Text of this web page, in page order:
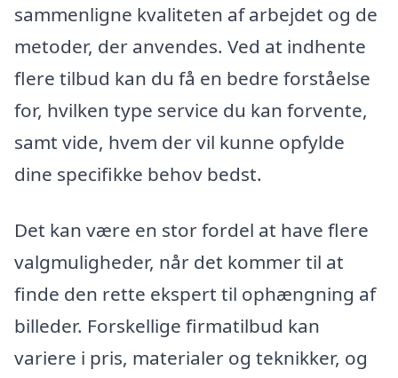
sammenligne kvaliteten af arbejdet og de
metoder, der anvendes. Ved at indhente
flere tilbud kan du få en bedre forståelse
for, hvilken type service du kan forvente,
samt vide, hvem der vil kunne opfylde
dine specifikke behov bedst.
Det kan være en stor fordel at have flere
valgmuligheder, når det kommer til at
finde den rette ekspert til ophængning af
billeder. Forskellige firmatilbud kan
variere i pris, materialer og teknikker, og